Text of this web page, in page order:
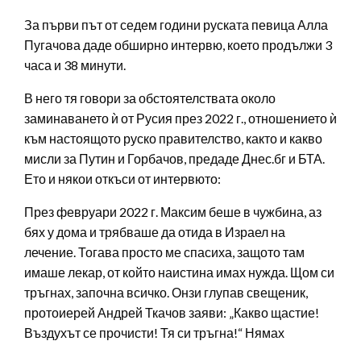
За първи път от седем години руската певица Алла
Пугачова даде обширно интервю, което продължи 3
часа и 38 минути.
В него тя говори за обстоятелствата около
заминаването ѝ от Русия през 2022 г., отношението ѝ
към настоящото руско правителство, както и какво
мисли за Путин и Горбачов, предаде Днес.бг и БТА.
Ето и някои откъси от интервюто:
През февруари 2022 г. Максим беше в чужбина, аз
бях у дома и трябваше да отида в Израел на
лечение. Тогава просто ме спасиха, защото там
имаше лекар, от който наистина имах нужда. Щом си
тръгнах, започна всичко. Онзи глупав свещеник,
протоиерей Андрей Ткачов заяви: „Какво щастие!
Въздухът се прочисти! Тя си тръгна!“ Нямах